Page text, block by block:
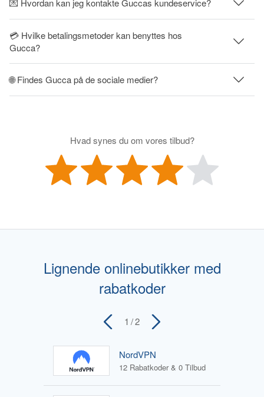
💌 Hvordan kan jeg kontakte Guccas kundeservice?
💳 Hvilke betalingsmetoder kan benyttes hos
Gucca?
🌐 Findes Gucca på de sociale medier?
Hvad synes du om vores tilbud?
Lignende onlinebutikker med
rabatkoder
1 / 2
NordVPN
12 Rabatkoder & 0 Tilbud